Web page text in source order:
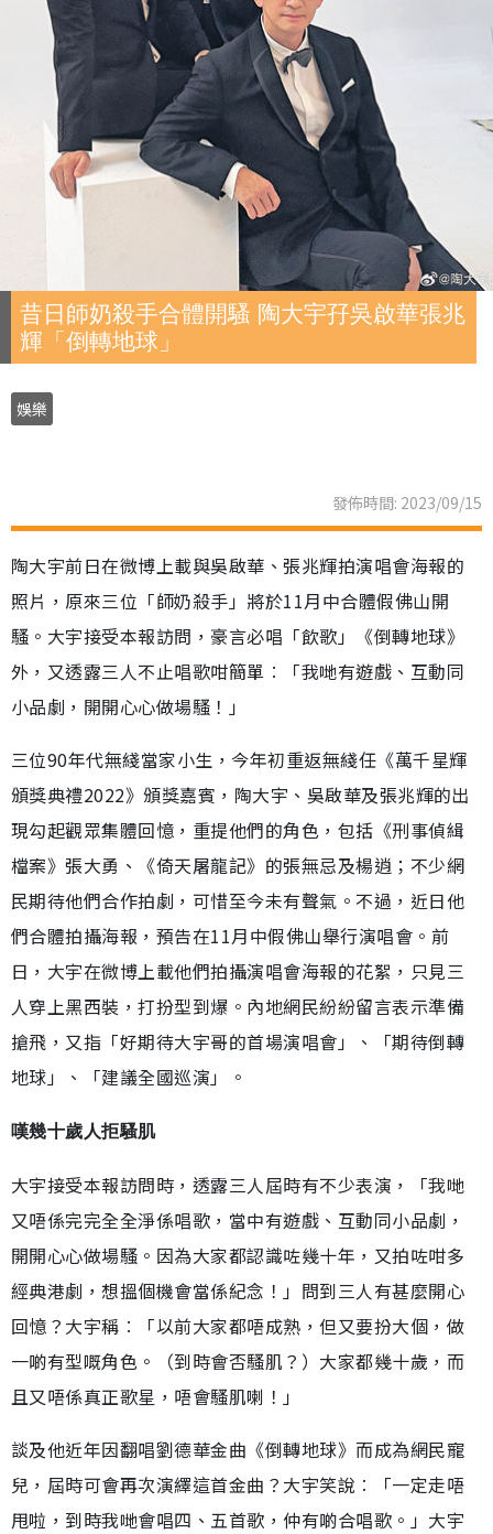
昔日師奶殺手合體開騷 陶大宇孖吳啟華張兆
輝「倒轉地球」
娛樂
發佈時間: 2023/09/15
陶大宇前日在微博上載與吳啟華、張兆輝拍演唱會海報的
照片，原來三位「師奶殺手」將於11月中合體假佛山開
騷。大宇接受本報訪問，豪言必唱「飲歌」《倒轉地球》
外，又透露三人不止唱歌咁簡單︰「我哋有遊戲、互動同
小品劇，開開心心做場騷！」
三位90年代無綫當家小生，今年初重返無綫任《萬千星輝
頒獎典禮2022》頒獎嘉賓，陶大宇、吳啟華及張兆輝的出
現勾起觀眾集體回憶，重提他們的角色，包括《刑事偵緝
檔案》張大勇、《倚天屠龍記》的張無忌及楊逍；不少網
民期待他們合作拍劇，可惜至今未有聲氣。不過，近日他
們合體拍攝海報，預告在11月中假佛山舉行演唱會。前
日，大宇在微博上載他們拍攝演唱會海報的花絮，只見三
人穿上黑西裝，打扮型到爆。內地網民紛紛留言表示準備
搶飛，又指「好期待大宇哥的首場演唱會」、「期待倒轉
地球」、「建議全國巡演」。
嘆幾十歲人拒騷肌
大宇接受本報訪問時，透露三人屆時有不少表演，「我哋
又唔係完完全全淨係唱歌，當中有遊戲、互動同小品劇，
開開心心做場騷。因為大家都認識咗幾十年，又拍咗咁多
經典港劇，想搵個機會當係紀念！」問到三人有甚麼開心
回憶？大宇稱︰「以前大家都唔成熟，但又要扮大個，做
一啲有型嘅角色。（到時會否騷肌？）大家都幾十歲，而
且又唔係真正歌星，唔會騷肌喇！」
談及他近年因翻唱劉德華金曲《倒轉地球》而成為網民寵
兒，屆時可會再次演繹這首金曲？大宇笑說︰「一定走唔
甩啦，到時我哋會唱四、五首歌，仲有啲合唱歌。」大宇